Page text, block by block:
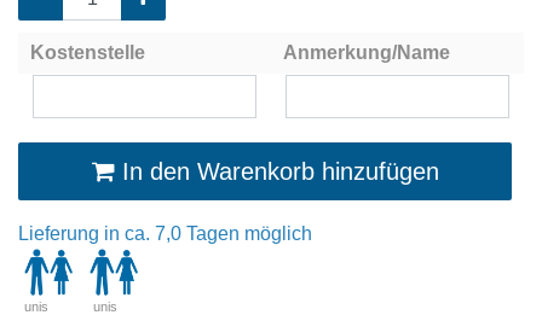
Kostenstelle Anmerkung/Name
In den Warenkorb hinzufügen
Lieferung in ca. 7,0 Tagen möglich
unis
unis